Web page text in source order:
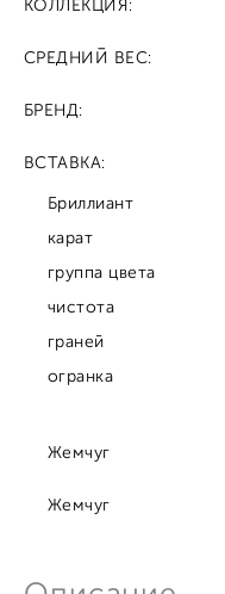
КОЛЛЕКЦИЯ:
СРЕДНИЙ ВЕС:
БРЕНД:
ВСТАВКА:
Бриллиант
карат
группа цвета
чистота
граней
огранка
Жемчуг
Жемчуг